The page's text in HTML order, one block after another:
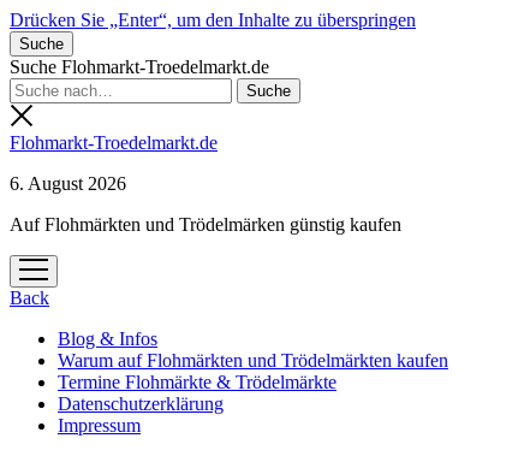
Drücken Sie „Enter“, um den Inhalte zu überspringen
Suche
Suche Flohmarkt-Troedelmarkt.de
Flohmarkt-Troedelmarkt.de
6. August 2026
Auf Flohmärkten und Trödelmärken günstig kaufen
Menü
öffnen
Back
Blog & Infos
Warum auf Flohmärkten und Trödelmärkten kaufen
Termine Flohmärkte & Trödelmärkte
Datenschutzerklärung
Impressum